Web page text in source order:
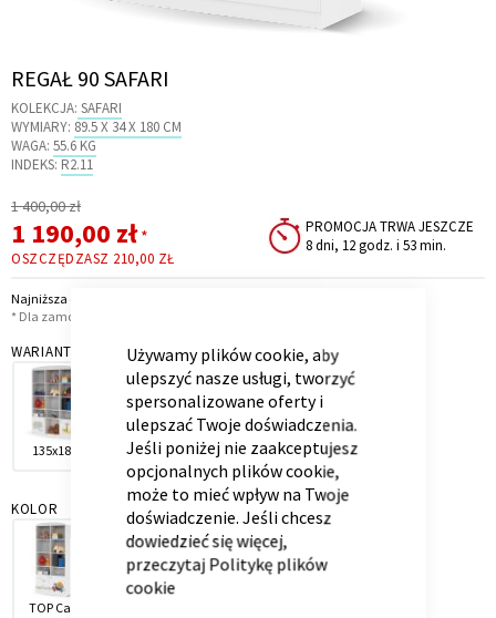
Używamy plików cookie, aby
ulepszyć nasze usługi, tworzyć
spersonalizowane oferty i
ulepszać Twoje doświadczenia.
Jeśli poniżej nie zaakceptujesz
opcjonalnych plików cookie,
może to mieć wpływ na Twoje
doświadczenie. Jeśli chcesz
dowiedzieć się więcej,
przeczytaj Politykę plików
cookie
Skip
the
beginning
of
images
gallery
REGAŁ 90 SAFARI
KOLEKCJA: SAFARI
WYMIARY: 89.5 X 34 X 180 CM
WAGA: 55.6 KG
INDEKS: R2.11
Regularna
Cena
1 400,00 zł
Cena
promocyjna
1 190,00 zł *
OSZCZĘDZASZ 210,00 ZŁ
PROMOCJA TRWA JESZCZE
8 dni, 12 godz. i 53 min.
Najniższa cena z 30 dni przed obniżką: 1 190,00 zł
* Dla zamówień powyżej 6 999,00 zł
WARIANT
135x180 90x180 60x180
KOLOR
TOP Cars
Kontenerek
Toaletka Skrzynia i stolik